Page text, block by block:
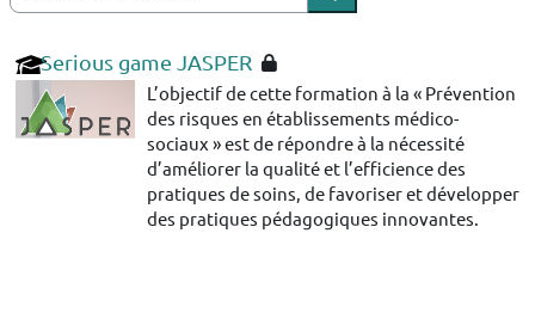
Rechercher des cours
Serious game JASPER
L’objectif de cette formation à la « Prévention
des risques en établissements médico-
sociaux » est de répondre à la nécessité
d’améliorer la qualité et l’efficience des
pratiques de soins, de favoriser et développer
des pratiques pédagogiques innovantes.